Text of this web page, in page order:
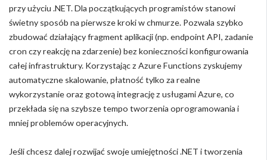
przy użyciu .NET. Dla początkujących programistów stanowi
świetny sposób na pierwsze kroki w chmurze. Pozwala szybko
zbudować działający fragment aplikacji (np. endpoint API, zadanie
cron czy reakcję na zdarzenie) bez konieczności konfigurowania
całej infrastruktury. Korzystając z Azure Functions zyskujemy
automatyczne skalowanie, płatność tylko za realne
wykorzystanie oraz gotową integrację z usługami Azure, co
przekłada się na szybsze tempo tworzenia oprogramowania i
mniej problemów operacyjnych.
Jeśli chcesz dalej rozwijać swoje umiejętności .NET i tworzenia